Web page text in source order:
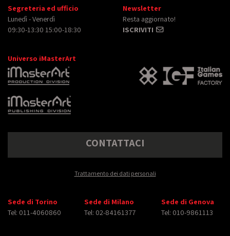
Segreteria ed ufficio
Lunedì - Venerdì
09:30-13:30 15:00-18:30
Newsletter
Resta aggiornato!
ISCRIVITI
Universo iMasterArt
CONTATTACI
Trattamento dei dati personali
Sede di Torino
Tel: 011-4060860
Sede di Milano
Tel: 02-84161377
Sede di Genova
Tel: 010-9861113